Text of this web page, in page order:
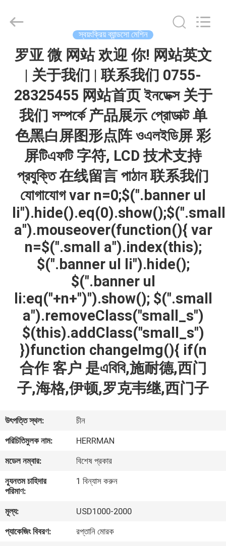
বাড়ি
পণ্য
আমাদের
সম্পর্কে
কারখানা
ভ্রমণ
মান
নিয়ন্ত্রণ
যোগাযোগ
করুন
উদ্ধৃতির
জন্য
আবেদন
সাইট
ম্যাপ
গোপনীয়তা
নীতি
Rights
স্বয়ংক্রিয় ব্যান্ডসো মেশিন
罗亚 微 网站 欢迎 你! 网站英文
| 关于我们 | 联系我们 0755-
28325455 网站首页 ইনডেক্স 关于
我们 সম্পর্কে 产品展示 প্রোডাক্ট 单
色黑白屏图形点阵 ওএলইডি屏 彩
屏টিএফটি 字符, LCD 技术支持
প্রযুক্তি 在线留言 পাঠান 联系我们
যোগাযোগ var n=0;$(".banner ul
li").hide().eq(0).show();$(".small
a").mouseover(function(){ var
n=$(".small a").index(this);
$(".banner ul li").hide();
$(".banner ul
li:eq("+n+")").show(); $(".small
a").removeClass("small_s")
$(this).addClass("small_s")
})function changeImg(){ if(n
合作 客户 是এবিবি,施耐德,西门
子,海格,伊顿,罗克韦继,西门子
উৎপত্তি স্থল:
চীন
পরিচিতিমুলক নাম:
HERRMAN
মডেল নম্বার:
বিশেষ প্রকার
ন্যূনতম চাহিদার
পরিমাণ:
1 বিন্যাস করুন
মূল্য:
USD1000-2000
প্যাকেজিং বিবরণ:
রপ্তানি মোরক